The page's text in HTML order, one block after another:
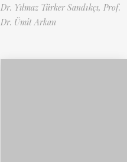
Dr. Yılmaz Türker Sandıkçı, Prof.
Dr. Ümit Arkan